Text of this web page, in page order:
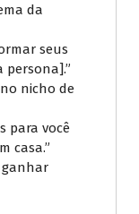
da
seus
nicho de
para você
casa.”
ganhar